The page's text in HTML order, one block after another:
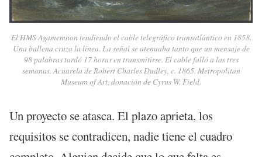
El HMS Agamemnon tendiendo el cable telegráfico transatlántico en 1858.
Una ballena cruza la línea. La señal se atenuaba tanto que un mensaje de
98 palabras tardó 17 horas en transmitirse. El cable falló a las tres
semanas. Acuarela de Robert Charles Dudley, c. 1865. Metropolitan
Museum of Art, donación de Cyrus W. Field.
Un proyecto se atasca. El plazo aprieta, los
requisitos se contradicen, nadie tiene el cuadro